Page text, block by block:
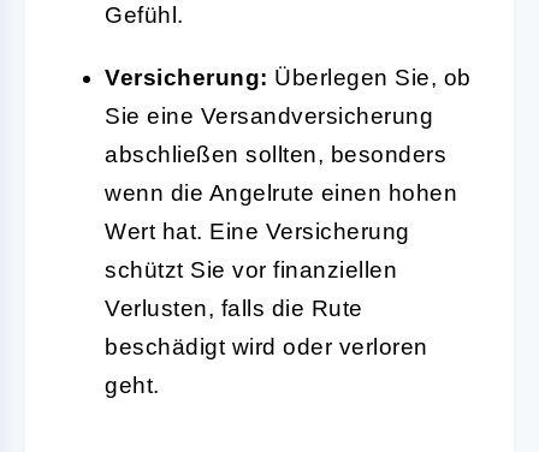
Gefühl.
Versicherung: Überlegen Sie, ob
Sie eine Versandversicherung
abschließen sollten, besonders
wenn die Angelrute einen hohen
Wert hat. Eine Versicherung
schützt Sie vor finanziellen
Verlusten, falls die Rute
beschädigt wird oder verloren
geht.